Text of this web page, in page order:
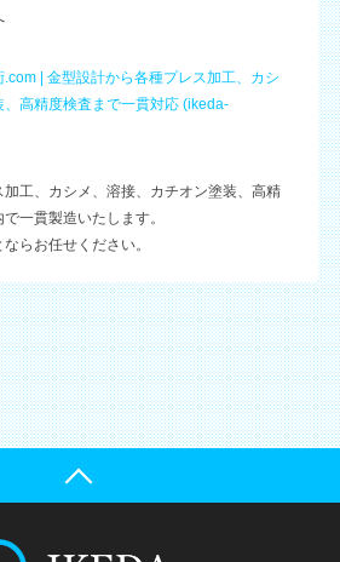
| 金型設計から各種プレス加工、カシ
、高精度検査まで一貫対応 (ikeda-
工、カシメ、溶接、カチオン塗装、高精
一貫製造いたします。
らお任せください。